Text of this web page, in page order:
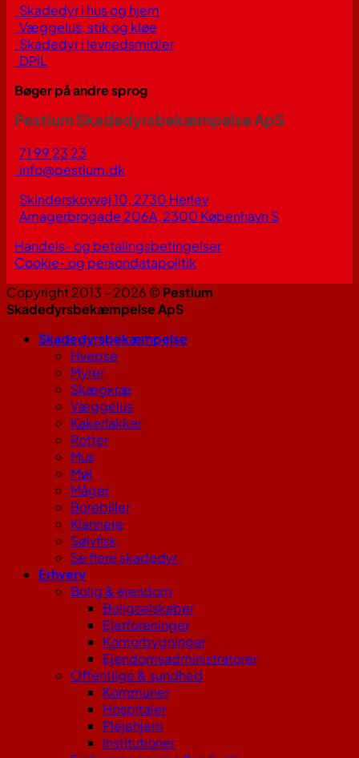
Skadedyr i hus og hjem
Væggelus, stik og kløe
Skadedyr i levnedsmidler
DPIL
Bøger på andre sprog
Pestium Skadedyrsbekæmpelse ApS
71 99 23 23
info@pestium.dk
Skinderskovvej 10, 2730 Herlev
Amagerbrogade 206A, 2300 København S
Handels- og betalingsbetingelser
Cookie- og persondatapolitik
Copyright 2013 - 2026 ©Pestium
Skadedyrsbekæmpelse ApS
Skadedyrsbekæmpelse
Hvepse
Myrer
Skægkræ
Væggelus
Kakerlakker
Rotter
Mus
Møl
Måger
Borebiller
Klannere
Sølvfisk
Se flere skadedyr
Erhverv
Bolig & ejendom
Boligselskaber
Ejerforeninger
Kontorbygninger
Ejendomsadministratorer
Offentlige & sundhed
Kommuner
Hospitaler
Plejehjem
Institutioner